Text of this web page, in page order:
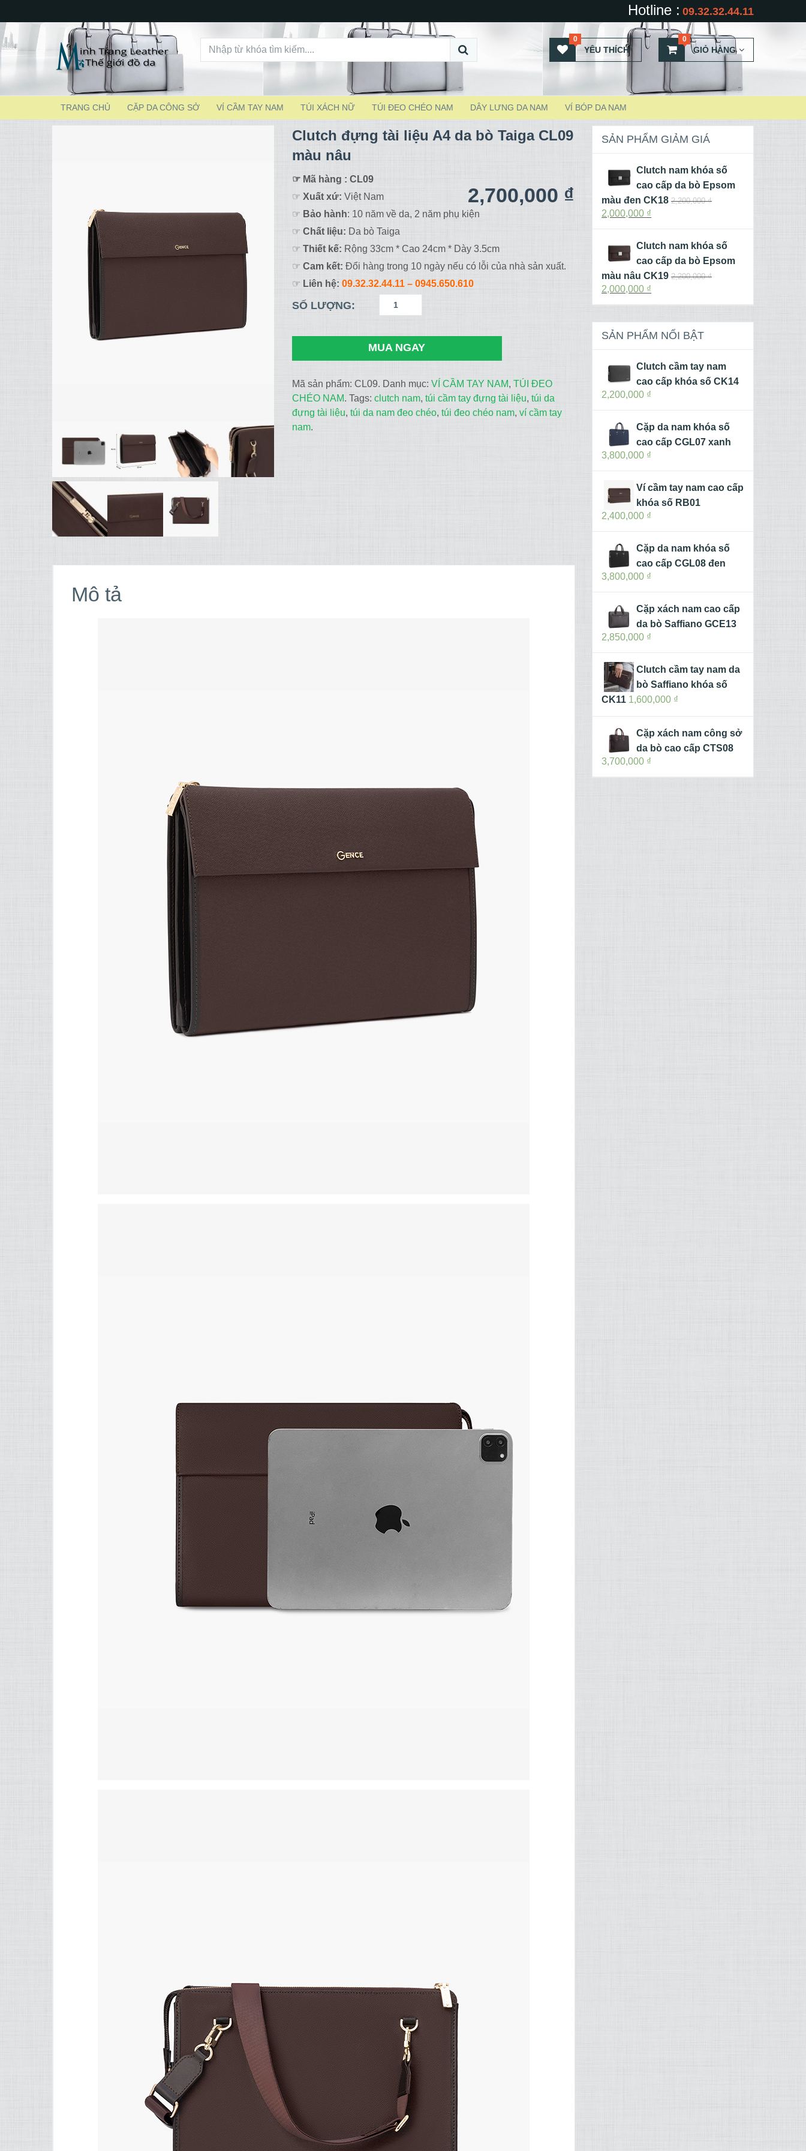
Hotline : 09.32.32.44.11
YÊU THÍCH
0
GIỎ HÀNG
0
TRANG CHỦ CẶP DA CÔNG SỞ VÍ CẦM TAY NAM TÚI XÁCH NỮ TÚI ĐEO CHÉO NAM DÂY LƯNG DA NAM VÍ BÓP DA NAM
Clutch đựng tài liệu A4 da bò Taiga CL09
màu nâu
2,700,000 ₫
☞ Mã hàng : CL09
☞ Xuất xứ: Việt Nam
☞ Bảo hành: 10 năm về da, 2 năm phụ kiện
☞ Chất liệu: Da bò Taiga
☞ Thiết kế: Rộng 33cm * Cao 24cm * Dày 3.5cm
☞ Cam kết: Đổi hàng trong 10 ngày nếu có lỗi của nhà sản xuất.
☞ Liên hệ: 09.32.32.44.11– 0945.650.610
SỐ LƯỢNG:
MUA NGAY
Mã sản phẩm: CL09. Danh mục: VÍ CẦM TAY NAM, TÚI ĐEO
CHÉO NAM. Tags: clutch nam, túi cầm tay đựng tài liệu, túi da
đựng tài liệu, túi da nam đeo chéo, túi đeo chéo nam, ví cầm tay
nam.
Mô tả
SẢN PHẨM GIẢM GIÁ
Clutch nam khóa số
cao cấp da bò Epsom
màu đen CK18 2,200,000₫
2,000,000 ₫
Clutch nam khóa số
cao cấp da bò Epsom
màu nâu CK19 2,200,000₫
2,000,000 ₫
SẢN PHẨM NỔI BẬT
Clutch cầm tay nam
cao cấp khóa số CK14
2,200,000 ₫
Cặp da nam khóa số
cao cấp CGL07 xanh
3,800,000 ₫
Ví cầm tay nam cao cấp
khóa số RB01
2,400,000 ₫
Cặp da nam khóa số
cao cấp CGL08 đen
3,800,000 ₫
Cặp xách nam cao cấp
da bò Saffiano GCE13
2,850,000 ₫
Clutch cầm tay nam da
bò Saffiano khóa số
CK11 1,600,000 ₫
Cặp xách nam công sở
da bò cao cấp CTS08
3,700,000 ₫